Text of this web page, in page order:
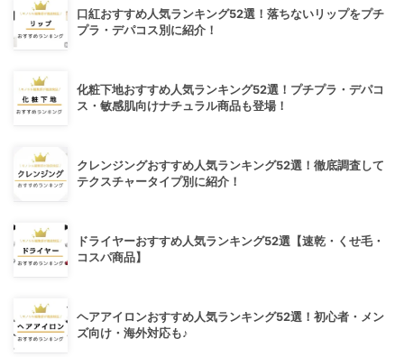
口紅おすすめ人気ランキング52選！落ちないリップをプチ
プラ・デパコス別に紹介！
化粧下地おすすめ人気ランキング52選！プチプラ・デパコ
ス・敏感肌向けナチュラル商品も登場！
クレンジングおすすめ人気ランキング52選！徹底調査して
テクスチャータイプ別に紹介！
ドライヤーおすすめ人気ランキング52選【速乾・くせ毛・
コスパ商品】
ヘアアイロンおすすめ人気ランキング52選！初心者・メン
ズ向け・海外対応も♪